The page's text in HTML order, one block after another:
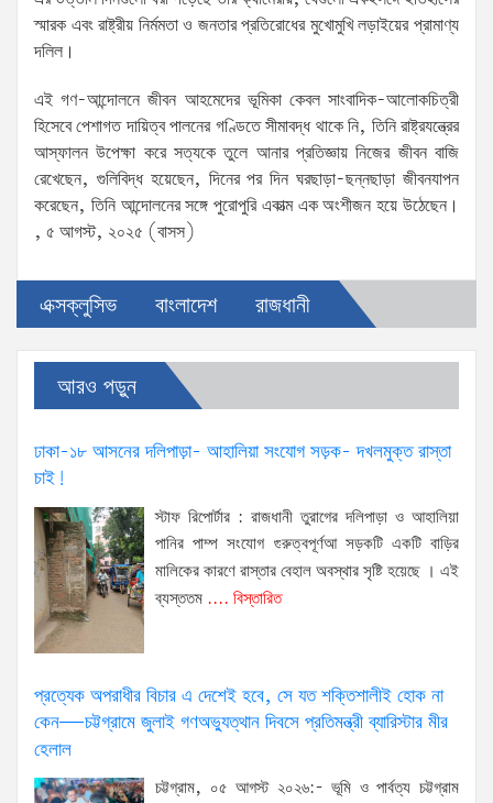
স্মারক এবং রাষ্ট্রীয় নির্মমতা ও জনতার প্রতিরোধের মুখোমুখি লড়াইয়ের প্রামাণ্য
দলিল।
এই গণ-আন্দোলনে জীবন আহমেদের ভূমিকা কেবল সাংবাদিক-আলোকচিত্রী
হিসেবে পেশাগত দায়িত্ব পালনের গণ্ডিতে সীমাবদ্ধ থাকে নি, তিনি রাষ্ট্রযন্ত্রের
আস্ফালন উপেক্ষা করে সত্যকে তুলে আনার প্রতিজ্ঞায় নিজের জীবন বাজি
রেখেছেন, গুলিবিদ্ধ হয়েছেন, দিনের পর দিন ঘরছাড়া-ছন্নছাড়া জীবনযাপন
করেছেন, তিনি আন্দোলনের সঙ্গে পুরোপুরি একাত্ম এক অংশীজন হয়ে উঠেছেন।
, ৫ আগস্ট, ২০২৫ (বাসস)
এক্সক্লুসিভ বাংলাদেশ রাজধানী
আরও পড়ুন
ঢাকা-১৮ আসনের দলিপাড়া- আহালিয়া সংযোগ সড়ক- দখলমুক্ত রাস্তা
চাই!
স্টাফ রিপোর্টার : রাজধানী তুরাগের দলিপাড়া ও আহালিয়া
পানির পাম্প সংযোগ গুরুত্বপূর্ণআ সড়কটি একটি বাড়ির
মালিকের কারণে রাস্তার বেহাল অবস্থার সৃষ্টি হয়েছে । এই
ব্যস্ততম .... বিস্তারিত
প্রত্যেক অপরাধীর বিচার এ দেশেই হবে, সে যত শক্তিশালীই হোক না
কেন—চট্টগ্রামে জুলাই গণঅভ্যুত্থান দিবসে প্রতিমন্ত্রী ব্যারিস্টার মীর
হেলাল
চট্টগ্রাম, ০৫ আগস্ট ২০২৬:- ভূমি ও পার্বত্য চট্টগ্রাম